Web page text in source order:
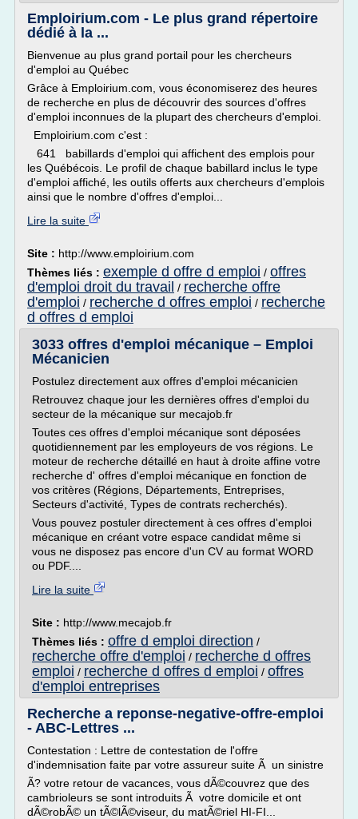
Emploirium.com - Le plus grand répertoire
dédié à la ...
Bienvenue au plus grand portail pour les chercheurs
d'emploi au Québec
Grâce à Emploirium.com, vous économiserez des heures
de recherche en plus de découvrir des sources d'offres
d'emploi inconnues de la plupart des chercheurs d'emploi.
Emploirium.com c'est :
641 babillards d'emploi qui affichent des emplois pour
les Québécois. Le profil de chaque babillard inclus le type
d'emploi affiché, les outils offerts aux chercheurs d'emplois
ainsi que le nombre d'offres d'emploi...
Lire la suite
Site : http://www.emploirium.com
Thèmes liés : exemple d offre d emploi / offres
d'emploi droit du travail / recherche offre
d'emploi / recherche d offres emploi / recherche
d offres d emploi
3033 offres d'emploi mécanique – Emploi
Mécanicien
Postulez directement aux offres d'emploi mécanicien
Retrouvez chaque jour les dernières offres d'emploi du
secteur de la mécanique sur mecajob.fr
Toutes ces offres d'emploi mécanique sont déposées
quotidiennement par les employeurs de vos régions. Le
moteur de recherche détaillé en haut à droite affine votre
recherche d' offres d'emploi mécanique en fonction de
vos critères (Régions, Départements, Entreprises,
Secteurs d'activité, Types de contrats recherchés).
Vous pouvez postuler directement à ces offres d'emploi
mécanique en créant votre espace candidat même si
vous ne disposez pas encore d'un CV au format WORD
ou PDF....
Lire la suite
Site : http://www.mecajob.fr
Thèmes liés : offre d emploi direction /
recherche offre d'emploi / recherche d offres
emploi / recherche d offres d emploi / offres
d'emploi entreprises
Recherche a reponse-negative-offre-emploi
- ABC-Lettres ...
Contestation : Lettre de contestation de l'offre
d'indemnisation faite par votre assureur suite Ã un sinistre
Ã? votre retour de vacances, vous dÃ©couvrez que des
cambrioleurs se sont introduits Ã votre domicile et ont
dÃ©robÃ© un tÃ©lÃ©viseur, du matÃ©riel HI-FI...